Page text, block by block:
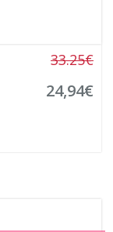
33.25€
24,94€